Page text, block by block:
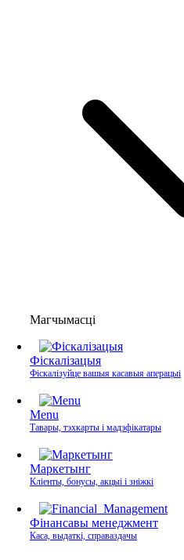
Магчымасці
Фіскалізацыя
Фіскалізуйце вашыя касавыя аперацыі
Menu
Тавары, тэхкарты і мадэфікатары
Маркетынг
Кліенты, бонусы, акцыі і зніжкі
Фінансавы менеджмент
Каса, выдаткі, справаздачы